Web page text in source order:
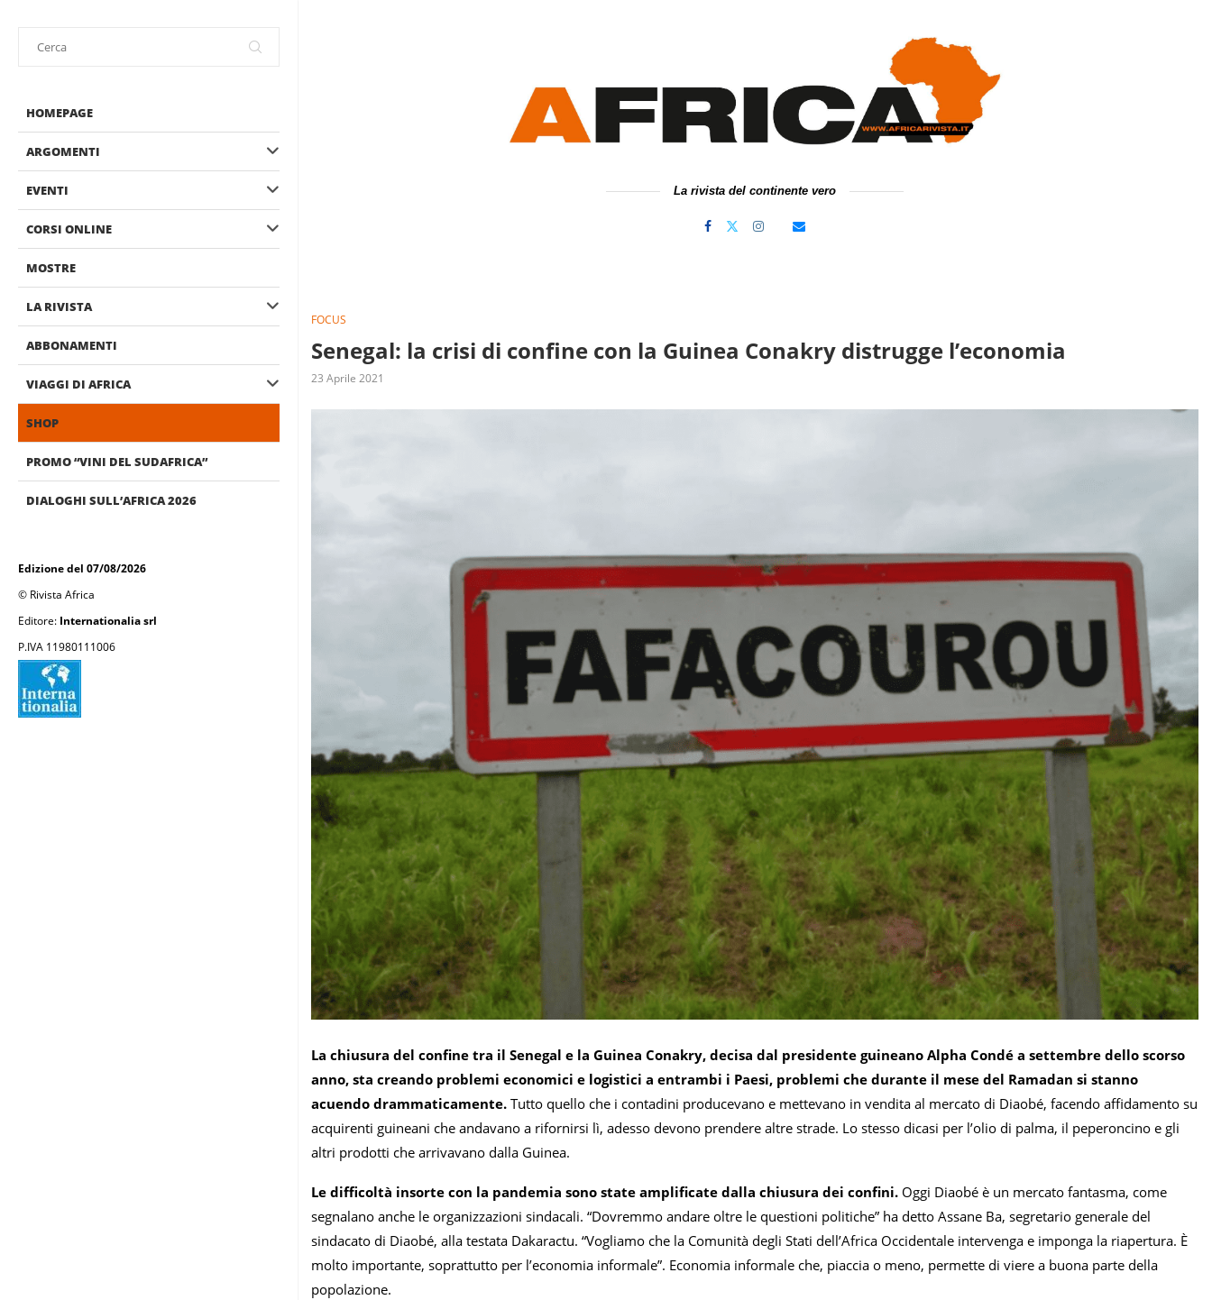
HOMEPAGE
ARGOMENTI
EVENTI
CORSI ONLINE
MOSTRE
LA RIVISTA
ABBONAMENTI
VIAGGI DI AFRICA
SHOP
PROMO “VINI DEL SUDAFRICA”
DIALOGHI SULL’AFRICA 2026
Edizione del 07/08/2026
© Rivista Africa
Editore: Internationalia srl
P.IVA 11980111006
La rivista del continente vero
FOCUS
Senegal: la crisi di confine con la Guinea Conakry distrugge l’economia
23 Aprile 2021
La chiusura del confine tra il Senegal e la Guinea Conakry, decisa dal presidente guineano Alpha Condé a settembre dello scorso
anno, sta creando problemi economici e logistici a entrambi i Paesi, problemi che durante il mese del Ramadan si stanno
acuendo drammaticamente. Tutto quello che i contadini producevano e mettevano in vendita al mercato di Diaobé, facendo affidamento su
acquirenti guineani che andavano a rifornirsi lì, adesso devono prendere altre strade. Lo stesso dicasi per l’olio di palma, il peperoncino e gli
altri prodotti che arrivavano dalla Guinea.
Le difficoltà insorte con la pandemia sono state amplificate dalla chiusura dei confini. Oggi Diaobé è un mercato fantasma, come
segnalano anche le organizzazioni sindacali. “Dovremmo andare oltre le questioni politiche” ha detto Assane Ba, segretario generale del
sindacato di Diaobé, alla testata Dakaractu. “Vogliamo che la Comunità degli Stati dell’Africa Occidentale intervenga e imponga la riapertura. È
molto importante, soprattutto per l’economia informale”. Economia informale che, piaccia o meno, permette di viere a buona parte della
popolazione.